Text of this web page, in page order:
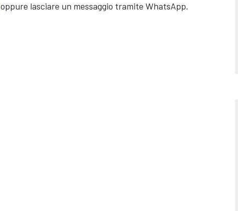
oppure lasciare un messaggio tramite WhatsApp.